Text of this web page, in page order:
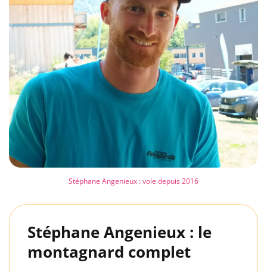
Stéphane Angenieux : vole depuis 2016
Stéphane Angenieux : le
montagnard complet